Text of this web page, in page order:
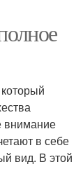
внимание
в себе
вид. В этой